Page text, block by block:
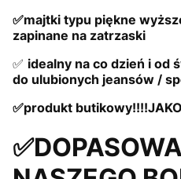
✅majtki typu piękne
zapinane na zatrzaski
✅ idealny na co dzień i od
do ulubionych jeansów /
✅produkt